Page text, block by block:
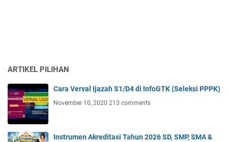
ARTIKEL PILIHAN
Cara Verval Ijazah S1/D4 di InfoGTK (Seleksi PPPK)
November 10, 2020 213 comments
Instrumen Akreditasi Tahun 2026 SD, SMP, SMA &